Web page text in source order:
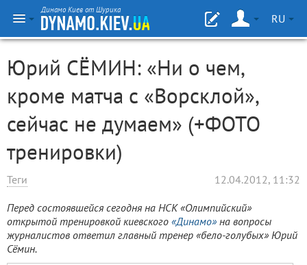
Динамо Киев от Шурика
RU
Юрий СЁМИН: «Ни о чем,
кроме матча с «Ворсклой»,
сейчас не думаем» (+ФОТО
тренировки)
Теги 12.04.2012, 11:32
Перед состоявшейся сегодня на НСК «Олимпийский»
открытой тренировкой киевского «Динамо»на вопросы
журналистов ответил главный тренер «бело-голубых» Юрий
Сёмин.